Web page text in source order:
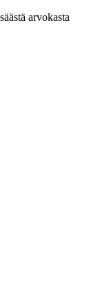
arvokasta